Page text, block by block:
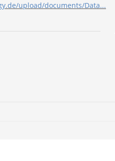
upload/documents/Data...